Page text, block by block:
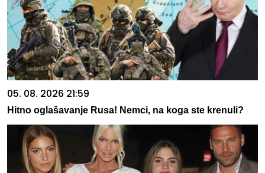
05. 08. 2026 21:59
Hitno oglašavanje Rusa! Nemci, na koga ste krenuli?